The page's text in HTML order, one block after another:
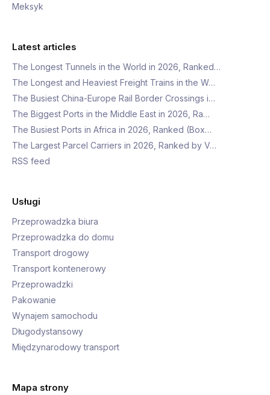
Meksyk
Latest articles
The Longest Tunnels in the World in 2026, Ranked…
The Longest and Heaviest Freight Trains in the W…
The Busiest China-Europe Rail Border Crossings i…
The Biggest Ports in the Middle East in 2026, Ra…
The Busiest Ports in Africa in 2026, Ranked (Box…
The Largest Parcel Carriers in 2026, Ranked by V…
RSS feed
Usługi
Przeprowadzka biura
Przeprowadzka do domu
Transport drogowy
Transport kontenerowy
Przeprowadzki
Pakowanie
Wynajem samochodu
Długodystansowy
Międzynarodowy transport
Mapa strony